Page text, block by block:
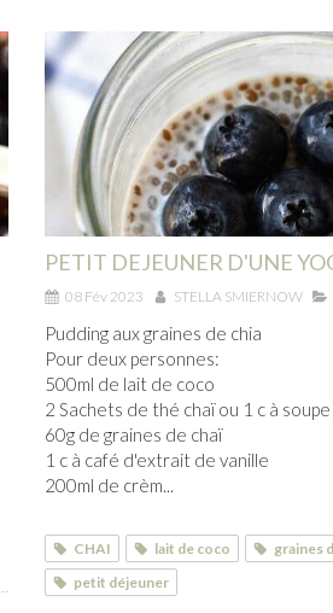
PETIT DEJEUNER D'UNE
08 Fév 2023 STELLA SMIERNOW
Pudding aux graines de chia
Pour deux personnes:
500ml de lait de coco
2 Sachets de thé chaï ou 1 c à
60g de graines de chaï
1 c à café d'extrait de vanille
200ml de crèm...
CHAI lait de coco graines
petit déjeuner